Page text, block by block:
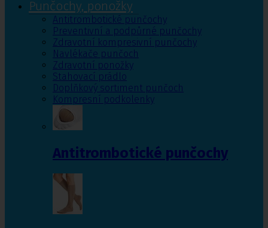
Punčochy, ponožky
Antitrombotické punčochy
Preventivní a podpůrné punčochy
Zdravotní kompresivní punčochy
Navlékače punčoch
Zdravotní ponožky
Stahovací prádlo
Doplňkový sortiment punčoch
Kompresní podkolenky
Antitrombotické punčochy